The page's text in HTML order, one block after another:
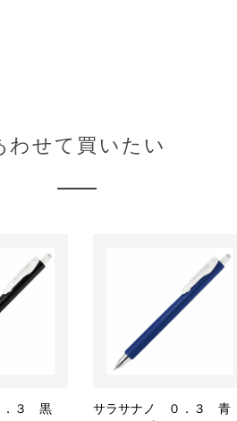
わせて買いたい
．３ 黒 サラサナノ ０．３ 青